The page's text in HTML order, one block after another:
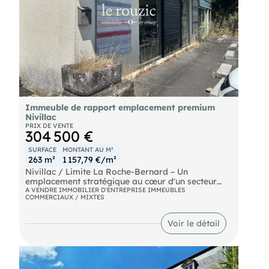
€ net vendeur + 39 600 € HT honoraires Agence à
la charge de l'acquéreur
Immeuble de rapport emplacement premium
Nivillac
PRIX DE VENTE
304 500 €
SURFACE
263 m²
MONTANT AU M²
1 157,79 €/m²
Nivillac / Limite La Roche-Bernard – Un
emplacement stratégique au cœur d'un secteur
très recherché
Situé à l'une des entrées principales de La Roche-
d'un important flux de passage, cet immeuble en
mono-propriété représente une opportunité rare
A VENDRE IMMOBILIER D'ENTREPRISE IMMEUBLES
COMMERCIAUX / MIXTES
Voir le détail